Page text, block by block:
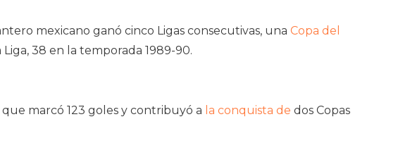
mexicano ganó cinco Ligas consecutivas, una Copa del
38 en la temporada 1989-90.
marcó 123 goles y contribuyó a la conquista de dos Copas